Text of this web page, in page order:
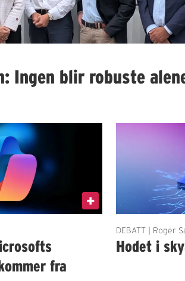
Ingen blir robuste
fra
DEBATT | Roger
Hodet i